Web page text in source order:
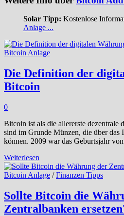
Solar Tipp: Kostenlose
Anlage ...
Bitcoin Anlage
Die Definition der
Bitcoin
0
Bitcoin ist als die allererste dezentrale
sind im Grunde Münzen, die über das
können. 2009 war das Geburtsjahr
Die
Definition
der
Währung
Bitcoin
Weiterlesen
Bitcoin Anlage /Finanzen Tipps
Sollte Bitcoin die
Zentralbanken